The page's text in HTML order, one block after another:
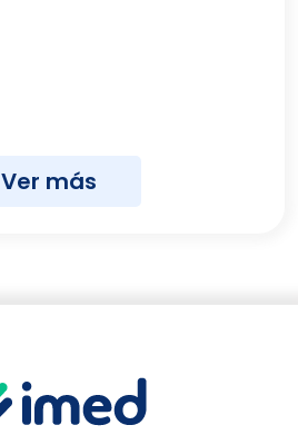
Ver más